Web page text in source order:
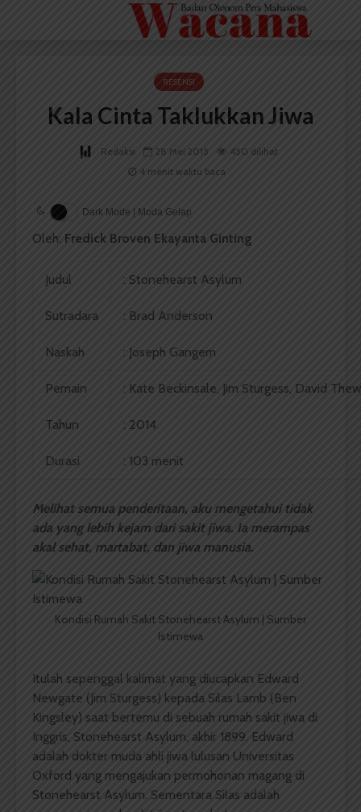
RESENSI
Kala Cinta Taklukkan Jiwa
Redaksi 28 Mei 2015
450 dilihat
4 menit waktu baca
Dark Mode | Moda Gelap
Oleh: Fredick Broven Ekayanta Ginting
Judul : Stonehearst Asylum
Sutradara : Brad Anderson
Naskah : Joseph Gangem
Pemain : Kate Beckinsale, Jim Sturgess, David
Tahun : 2014
Durasi : 103 menit
Melihat semua penderitaan, aku mengetahui tidak
ada yang lebih kejam dari sakit jiwa. Ia merampas
akal sehat, martabat, dan jiwa manusia.
Kondisi Rumah Sakit Stonehearst Asylum | Sumber
Istimewa
Itulah sepenggal kalimat yang diucapkan Edward
Newgate (Jim Sturgess) kepada Silas Lamb (Ben
Kingsley) saat bertemu di sebuah rumah sakit jiwa di
Inggris, Stonehearst Asylum, akhir 1899. Edward
adalah dokter muda ahli jiwa lulusan Universitas
Oxford yang mengajukan permohonan magang di
Stonehearst Asylum. Sementara Silas adalah